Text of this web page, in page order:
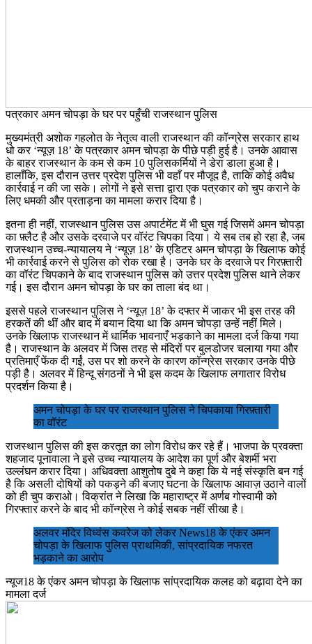
पत्रकार अमन चोपड़ा के घर पर पहुँची राजस्थान पुलिस
मुख्यमंत्री अशोक गहलोत के नेतृत्व वाली राजस्थान की कॉन्ग्रेस सरकार हाथ
धो कर ‘न्यूज़ 18’ के पत्रकार अमन चोपड़ा के पीछे पड़ी हुई है। उनके आवास
के बाहर राजस्थान के कम से कम 10 पुलिसकर्मियों ने डेरा डाला हुआ है।
हालाँकि, इस दौरान उत्तर प्रदेश पुलिस भी वहाँ पर मौजूद है, ताकि कोई अवैध
कार्रवाई न की जा सके। लोगों ने इसे सत्ता द्वारा एक पत्रकार को चुप कराने के
लिए धमकी और प्रताड़ना का मामला करार दिया है।
इतना ही नहीं, राजस्थान पुलिस उस अपार्टमेंट में भी घुस गई जिसमें अमन चोपड़ा
का फ़्लैट है और उसके दरवाजे पर वॉरंट चिपका दिया। ये सब तब हो रहा है, जब
राजस्थान उच्च-न्यायालय ने ‘न्यूज़ 18’ के एडिटर अमन चोपड़ा के खिलाफ कोई
भी कार्रवाई करने से पुलिस को रोक रखा है। उनके घर के दरवाजे पर गिरफ़्तारी
का वॉरंट चिपकाने के बाद राजस्थान पुलिस को उत्तर प्रदेश पुलिस थाने लेकर
गई। इस दौरान अमन चोपड़ा के घर का ताला बंद था।
इससे पहले राजस्थान पुलिस ने ‘न्यूज़ 18’ के दफ्तर में जाकर भी इस तरह की
हरकतें की थीं और बाद में बयान दिया था कि अमन चोपड़ा उन्हें नहीं मिले।
उनके खिलाफ राजस्थान में धार्मिक भावनाएँ भड़काने का मामला दर्ज किया गया
है। राजस्थान के अलवर में जिस तरह से मंदिरों पर बुलडोजर चलाया गया और
प्रतिमाएँ फेंक दी गईं, उस पर शो करने के कारण कॉन्ग्रेस सरकार उनके पीछे
पड़ी है। अलवर में हिन्दू संगठनों ने भी इस कदम के खिलाफ लगातार विरोध
प्रदर्शन किया है।
अमन चोपड़ा के घर पर राजस्थान पुलिस ने चिपकाया गिरफ़्तारी
का वॉरंट
राजस्थान पुलिस की इस करतूत का लोग विरोध कर रहे हैं। भाजपा के प्रवक्ता
शहजाद पूनावाला ने इसे उच्च न्यायालय के आदेश का पूर्ण और बेशर्मी भरा
उल्लंघन करार दिया। अधिवक्ता आशुतोष दुबे ने कहा कि ये नई संस्कृति बन गई
है कि असली दोषियों को पकड़ने की बजाए घटना के खिलाफ आवाज़ उठाने वालों
को ही चुप कराओ। विक्रांत ने लिखा कि महाराष्ट्र में अर्णब गोस्वामी को
गिरफ्तार करने के बाद भी कॉन्ग्रेस ने कोई सबक नहीं सीखा है।
अलवर मंदिर विध्वंस कवरेज को लेकर News18 के एंकर अमन
चोपड़ा के खिलाफ पुलिस प्राथमिकी, सांप्रदायिक नफरत
भड़काने का आरोप
न्यूज18 के एंकर अमन चोपड़ा के खिलाफ सांप्रदायिक कलह को बढ़ावा देने का
मामला दर्ज